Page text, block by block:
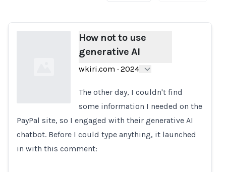
Loading...
How not to use
generative AI
wkiri.com · 2024
The other day, I couldn't find
some information I needed on the
PayPal site, so I engaged with their generative AI
chatbot. Before I could type anything, it launched
in with this comment: